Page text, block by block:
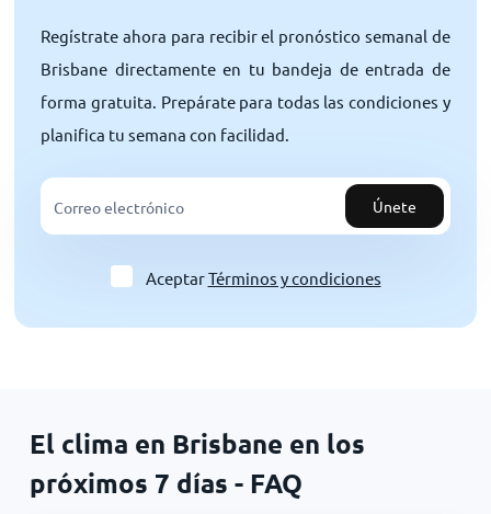
Regístrate ahora para recibir el pronóstico semanal de
Brisbane directamente en tu bandeja de entrada de
forma gratuita. Prepárate para todas las condiciones y
planifica tu semana con facilidad.
Únete
AceptarTérminos y condiciones
El clima en Brisbane en los
próximos 7 días - FAQ